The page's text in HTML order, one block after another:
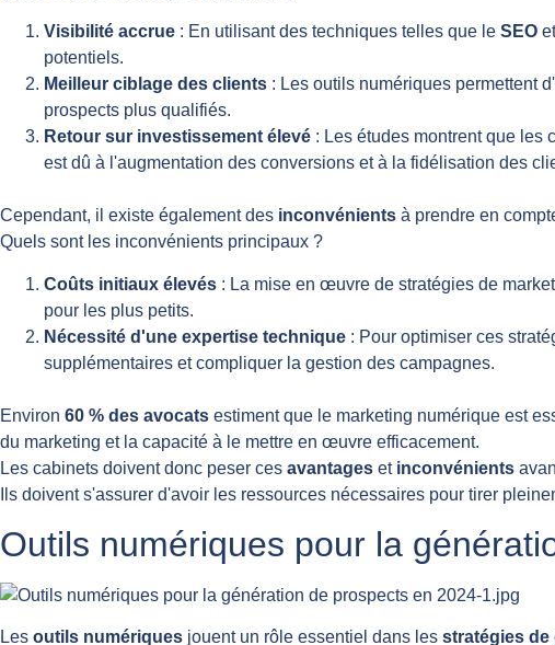
Visibilité accrue : En utilisant des techniques telles que le SEO
potentiels.
Meilleur ciblage des clients : Les outils numériques permettent
prospects plus qualifiés.
Retour sur investissement élevé : Les études montrent que les
est dû à l'augmentation des conversions et à la fidélisation des
Cependant, il existe également des inconvénients à prendre en
Quels sont les inconvénients principaux ?
Coûts initiaux élevés : La mise en œuvre de stratégies de
pour les plus petits.
Nécessité d'une expertise technique : Pour optimiser ces
supplémentaires et compliquer la gestion des campagnes.
Environ 60 % des avocats estiment que le marketing numérique est
du marketing et la capacité à le mettre en œuvre efficacement.
Les cabinets doivent donc peser ces avantages et inconvénients
Ils doivent s'assurer d'avoir les ressources nécessaires pour tirer
Outils numériques pour la
Les outils numériques jouent un rôle essentiel dans les stratégies